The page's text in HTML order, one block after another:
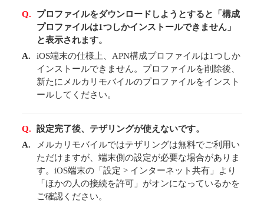
Q.
プロファイルをダウンロードしようとすると「構成
プロファイルは1つしかインストールできません」
と表示されます。
A.
iOS端末の仕様上、APN構成プロファイルは1つしか
インストールできません。プロファイルを削除後、
新たにメルカリモバイルのプロファイルをインスト
ールしてください。
Q.
設定完了後、テザリングが使えないです。
A.
メルカリモバイルではテザリングは無料でご利用い
ただけますが、端末側の設定が必要な場合がありま
す。iOS端末の「設定 > インターネット共有」より
「ほかの人の接続を許可」がオンになっているかを
ご確認ください。